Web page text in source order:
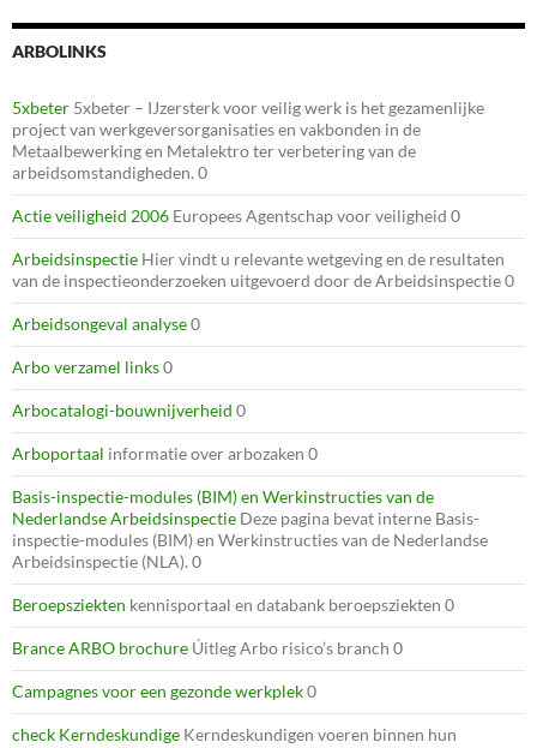
ARBOLINKS
5xbeter 5xbeter – IJzersterk voor veilig werk is het gezamenlijke
project van werkgeversorganisaties en vakbonden in de
Metaalbewerking en Metalektro ter verbetering van de
arbeidsomstandigheden. 0
Actie veiligheid 2006 Europees Agentschap voor veiligheid 0
Arbeidsinspectie Hier vindt u relevante wetgeving en de resultaten
van de inspectieonderzoeken uitgevoerd door de Arbeidsinspectie 0
Arbeidsongeval analyse0
Arbo verzamel links0
Arbocatalogi-bouwnijverheid 0
Arboportaal informatie over arbozaken 0
Basis-inspectie-modules (BIM) en Werkinstructies van de
Nederlandse Arbeidsinspectie Deze pagina bevat interne Basis-
inspectie-modules (BIM) en Werkinstructies van de Nederlandse
Arbeidsinspectie (NLA). 0
Beroepsziekten kennisportaal en databank beroepsziekten 0
Brance ARBO brochure Úitleg Arbo risico’s branch 0
Campagnes voor een gezonde werkplek0
check Kerndeskundige Kerndeskundigen voeren binnen hun